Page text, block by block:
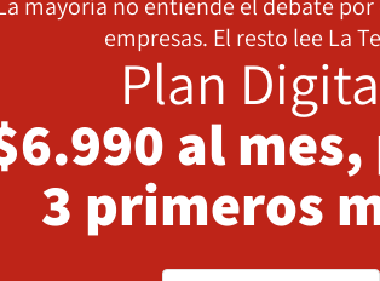
mayoría no entiende el debate
empresas. El resto lee La
Plan
al
3 primeros